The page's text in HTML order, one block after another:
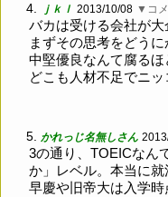
4. ｊｋｌ 2013/10/08 ▼コ
バカは受ける会社が大
まずその思考をどうに
中堅優良なんて腐るほ
どこも人材不足でニッ
5. かれっじ名無しさん
3の通り、TOEICなん
か」レベル。本当に
早慶や旧帝大は入学時